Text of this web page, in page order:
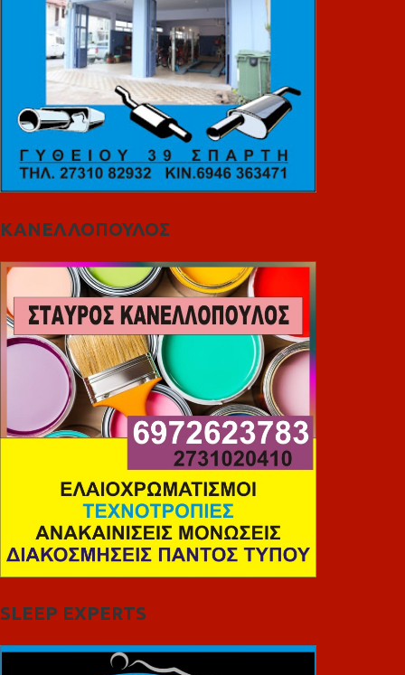
ΚΑΝΕΛΛΟΠΟΥΛΟΣ
SLEEP EXPERTS